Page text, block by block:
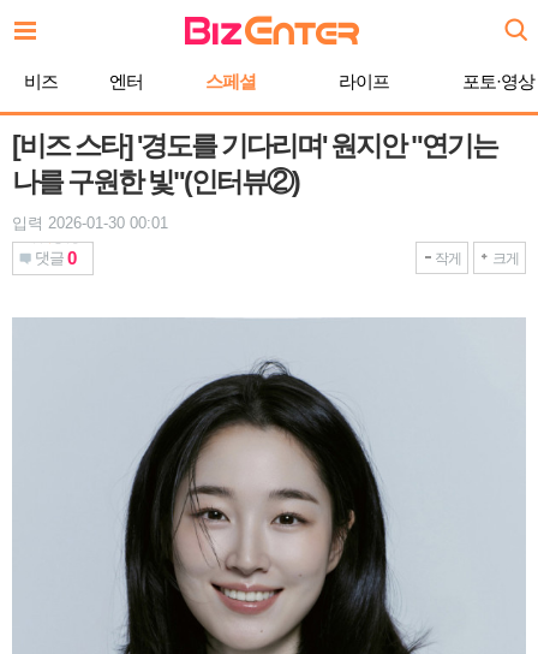
문
기
비즈 엔터 스페셜 라이프 포토·영상
[비즈 스타] '경도를 기다리며' 원지안 "연기는
나를 구원한 빛"(인터뷰②)
입력 2026-01-30 00:01
댓글 0 작게 크게